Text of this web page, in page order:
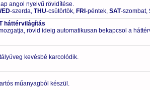
angol nyelvű rövidítése.
-szerda, THU-csütörtök, FRI -péntek, SAT-szombat,
háttérvilágítás
rövid ideig automatikusan bekapcsol a
kevésbé karcolódik.
műanyagból készül.